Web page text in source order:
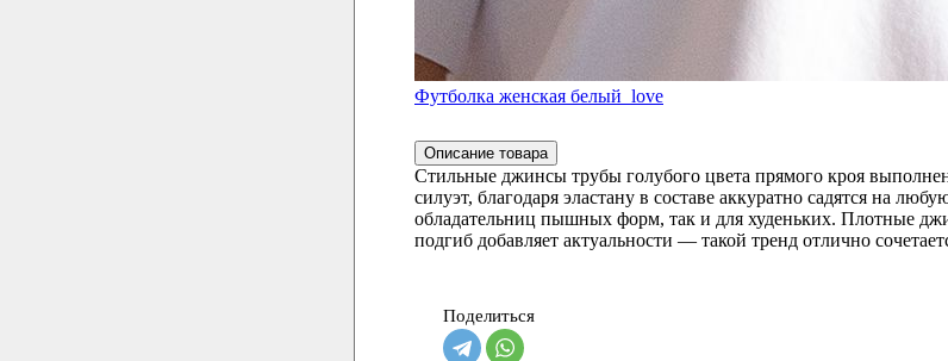
Футболка женская белый_love
Описание товара
Стильные джинсы трубы голубого цвета прямого кроя
силуэт, благодаря эластану в составе аккуратно садятся на
обладательниц пышных форм, так и для худеньких. Плотные
подгиб добавляет актуальности — такой тренд отлично
Поделиться